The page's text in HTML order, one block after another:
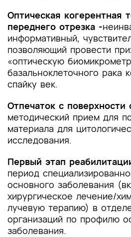
Оптическая когерентная
переднего отрезка -
информативный,
позволяющий провести
«оптическую
базальноклеточного рака
спайку век.
Отпечаток с поверхности
методический прием для
материала для
исследования.
Первый этап
период
основного заболевания
хирургическое лечение/
лучевую терапию) в
организаций по профилю
заболевания.